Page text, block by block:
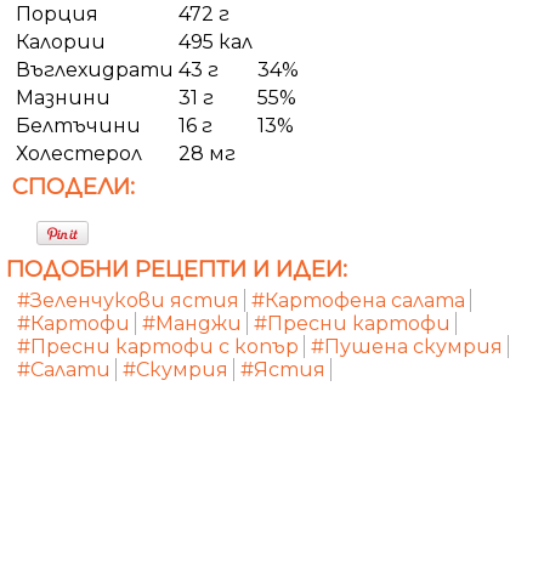
Порция
472 г
Калории
495 кал
Въглехидрати 43 г
34%
Мазнини
31 г
55%
Белтъчини
16 г
13%
Холестерол
28 мг
СПОДЕЛИ:
ПОДОБНИ РЕЦЕПТИ И ИДЕИ:
#Зеленчукови ястия
#Картофена салата
#Картофи
#Манджи
#Пресни картофи
#Пресни картофи с копър #Пушена скумрия
#Салати
#Скумрия #Ястия